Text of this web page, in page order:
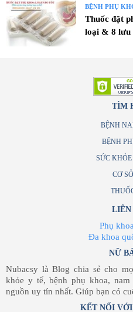
BỆNH PHỤ
Thuốc đặt
loại & 8 lưu
TÌM
BỆNH
BỆNH
SỨC
CƠ
LIÊN
Phụ
Đa khoa
NỮ
Nubacsy là Blog chia sẻ cho
khỏe y tế, bệnh phụ khoa,
nguồn uy tín nhất. Giúp bạn có
KẾT NỐI